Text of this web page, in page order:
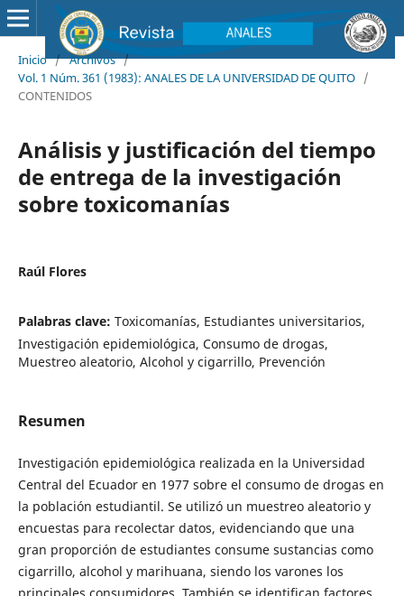
Inicio / Archivos /
Vol. 1 Núm. 361 (1983): ANALES DE LA UNIVERSIDAD DE QUITO /
CONTENIDOS
Análisis y justificación del tiempo
de entrega de la investigación
sobre toxicomanías
Raúl Flores
Palabras clave: Toxicomanías, Estudiantes universitarios,
Investigación epidemiológica, Consumo de drogas,
Muestreo aleatorio, Alcohol y cigarrillo, Prevención
Resumen
Investigación epidemiológica realizada en la Universidad
Central del Ecuador en 1977 sobre el consumo de drogas en
la población estudiantil. Se utilizó un muestreo aleatorio y
encuestas para recolectar datos, evidenciando que una
gran proporción de estudiantes consume sustancias como
cigarrillo, alcohol y marihuana, siendo los varones los